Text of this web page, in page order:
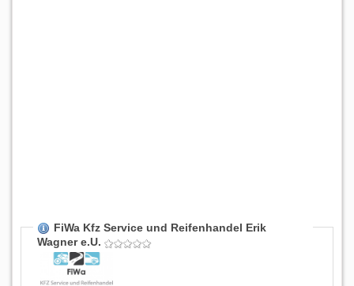
FiWa Kfz Service und Reifenhandel Erik
Wagner e.U.